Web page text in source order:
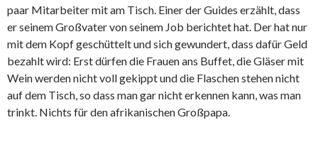
paar Mitarbeiter mit am Tisch. Einer der Guides erzählt, dass
er seinem Großvater von seinem Job berichtet hat. Der hat nur
mit dem Kopf geschüttelt und sich gewundert, dass dafür Geld
bezahlt wird: Erst dürfen die Frauen ans Buffet, die Gläser mit
Wein werden nicht voll gekippt und die Flaschen stehen nicht
auf dem Tisch, so dass man gar nicht erkennen kann, was man
trinkt. Nichts für den afrikanischen Großpapa.